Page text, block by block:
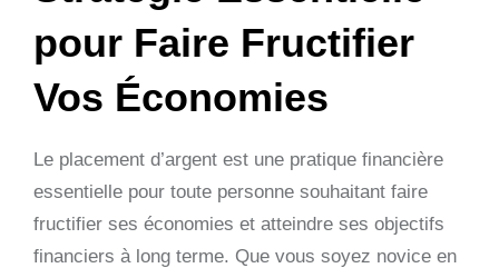
pour Faire Fructifier
Vos Économies
Le placement d’argent est une pratique financière
essentielle pour toute personne souhaitant faire
fructifier ses économies et atteindre ses objectifs
financiers à long terme. Que vous soyez novice en